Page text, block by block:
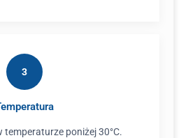
3
temperaturze poniżej 30°C.